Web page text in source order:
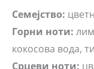
Семејство:
Горни ноти:
кокосова вода,
Срцеви ноти: